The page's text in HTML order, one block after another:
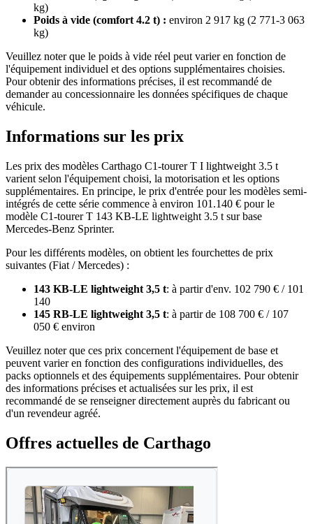
kg)
Poids à vide (comfort 4.2 t) : environ 2 917 kg (2 771-3 063
kg)
Veuillez noter que le poids à vide réel peut varier en fonction de
l'équipement individuel et des options supplémentaires choisies.
Pour obtenir des informations précises, il est recommandé de
demander au concessionnaire les données spécifiques de chaque
véhicule.
Informations sur les prix
Les prix des modèles Carthago C1-tourer T I lightweight 3.5 t
varient selon l'équipement choisi, la motorisation et les options
supplémentaires. En principe, le prix d'entrée pour les modèles semi-
intégrés de cette série commence à environ 101.140 € pour le
modèle C1-tourer T 143 KB-LE lightweight 3.5 t sur base
Mercedes-Benz Sprinter.
Pour les différents modèles, on obtient les fourchettes de prix
suivantes (Fiat / Mercedes) :
143 KB-LE lightweight 3,5 t: à partir d'env. 102 790 € / 101
140
145 RB-LE lightweight 3,5 t: à partir de 108 700 € / 107
050 € environ
Veuillez noter que ces prix concernent l'équipement de base et
peuvent varier en fonction des configurations individuelles, des
packs optionnels et des équipements supplémentaires. Pour obtenir
des informations précises et actualisées sur les prix, il est
recommandé de se renseigner directement auprès du fabricant ou
d'un revendeur agréé.
Offres actuelles de Carthago